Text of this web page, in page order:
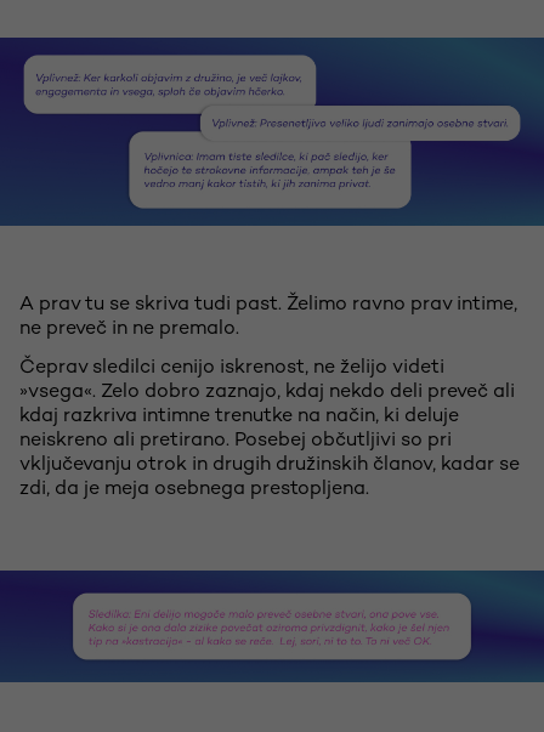
A prav tu se skriva tudi past. Želimo ravno prav intime,
ne preveč in ne premalo.
Čeprav sledilci cenijo iskrenost, ne želijo videti
»vsega«. Zelo dobro zaznajo, kdaj nekdo deli preveč ali
kdaj razkriva intimne trenutke na način, ki deluje
neiskreno ali pretirano. Posebej občutljivi so pri
vključevanju otrok in drugih družinskih članov, kadar se
zdi, da je meja osebnega prestopljena.